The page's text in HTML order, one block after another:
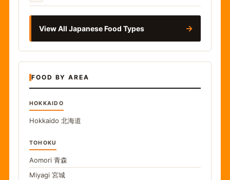
View All Japanese Food Types →
FOOD BY AREA
HOKKAIDO
Hokkaido 北海道
TOHOKU
Aomori 青森
Miyagi 宮城